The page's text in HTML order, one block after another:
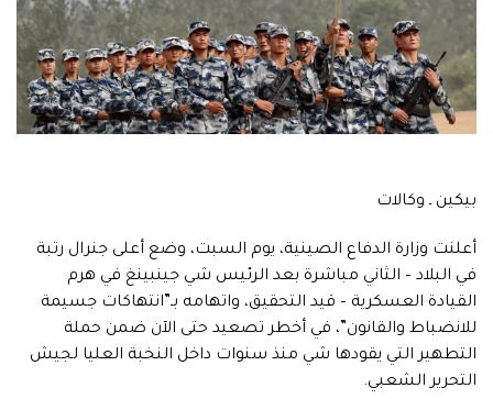
بيكين ـ وكالات
أعلنت وزارة الدفاع الصينية، يوم السبت، وضع أعلى جنرال رتبة
في البلاد – الثاني مباشرة بعد الرئيس شي جينبينغ في هرم
القيادة العسكرية – قيد التحقيق، واتهامه بـ”انتهاكات جسيمة
للانضباط والقانون”، في أخطر تصعيد حتى الآن ضمن حملة
التطهير التي يقودها شي منذ سنوات داخل النخبة العليا لجيش
التحرير الشعبي.